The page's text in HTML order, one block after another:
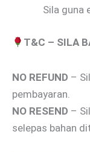
Sila guna
T&C – SILA
NO REFUND –
pembayaran.
NO RESEND –
selepas bahan